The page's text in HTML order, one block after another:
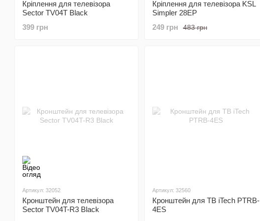
Кріплення для телевізора
Sector TV04T Black
399 грн
Кріплення для телевізора KSL
Simpler 28EP
483 грн
249 грн
Артикул: 32052
Кронштейн для телевізора
Sector TV04T-R3 Black
Артикул: 32560
Кронштейн для ТВ iTech PTRB-
4ES